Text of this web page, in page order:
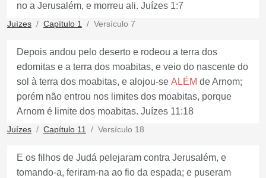
no a Jerusalém, e morreu ali. Juízes 1:7
Juízes Capítulo 1 Versículo 7
Depois andou pelo deserto e rodeou a terra dos
edomitas e a terra dos moabitas, e veio do nascente do
sol à terra dos moabitas, e alojou-se ALÉM de Arnom;
porém não entrou nos limites dos moabitas, porque
Arnom é limite dos moabitas. Juízes 11:18
Juízes Capítulo 11 Versículo 18
E os filhos de Judá pelejaram contra Jerusalém, e
tomando-a, feriram-na ao fio da espada; e puseram